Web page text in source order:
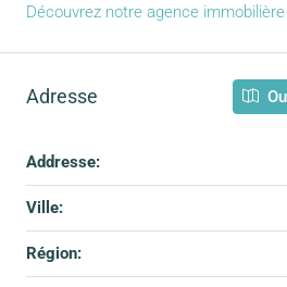
Découvrez notre agence
Adresse
Addresse:
Ville:
Région: